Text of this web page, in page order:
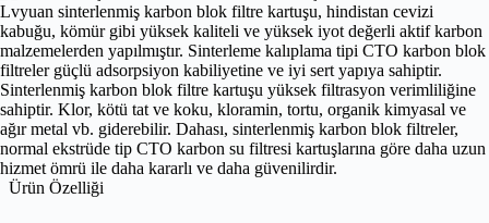
Lvyuan sinterlenmiş karbon blok filtre kartuşu, hindistan cevizi
kabuğu, kömür gibi yüksek kaliteli ve yüksek iyot değerli aktif karbon
malzemelerden yapılmıştır. Sinterleme kalıplama tipi CTO karbon blok
filtreler güçlü adsorpsiyon kabiliyetine ve iyi sert yapıya sahiptir.
Sinterlenmiş karbon blok filtre kartuşu yüksek filtrasyon verimliliğine
sahiptir. Klor, kötü tat ve koku, kloramin, tortu, organik kimyasal ve
ağır metal vb. giderebilir. Dahası, sinterlenmiş karbon blok filtreler,
normal ekstrüde tip CTO karbon su filtresi kartuşlarına göre daha uzun
hizmet ömrü ile daha kararlı ve daha güvenilirdir.
Ürün Özelliği